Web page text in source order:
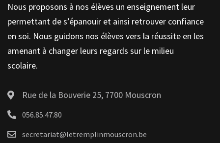
Nous proposons à nos élèves un enseignement leur
permettant de s’épanouir et ainsi retrouver confiance
en soi. Nous guidons nos élèves vers la réussite en les
amenant à changer leurs regards sur le milieu
scolaire.
Rue de la Bouverie 25, 7700 Mouscron
056.85.47.80
secretariat@letremplinmouscron.be